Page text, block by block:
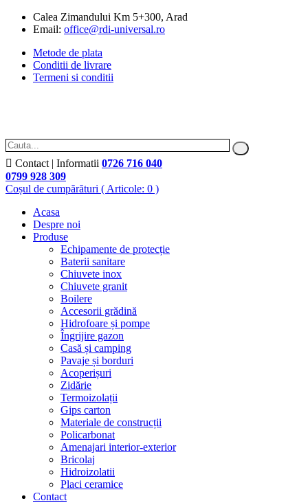
Calea Zimandului Km 5+300, Arad
Email: office@rdi-universal.ro
Metode de plata
Conditii de livrare
Termeni si conditii
Contact | Informatii 0726 716 040
0799 928 309
Coșul de cumpărături ( Articole: 0 )
Acasa
Despre noi
Produse
Echipamente de protecție
Baterii sanitare
Chiuvete inox
Chiuvete granit
Boilere
Accesorii grădină
Hidrofoare și pompe
Îngrijire gazon
Casă și camping
Pavaje și borduri
Acoperișuri
Zidărie
Termoizolații
Gips carton
Materiale de construcții
Policarbonat
Amenajari interior-exterior
Bricolaj
Hidroizolatii
Placi ceramice
Contact